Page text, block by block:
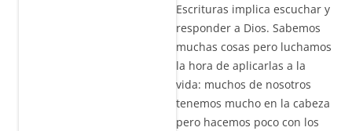
Escrituras implica escuchar y
responder a Dios. Sabemos
muchas cosas pero luchamos
la hora de aplicarlas a la
vida: muchos de nosotros
tenemos mucho en la cabeza
pero hacemos poco con los